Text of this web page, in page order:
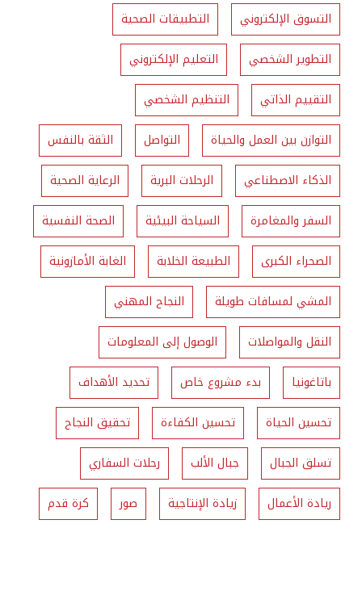
التسوق الإلكتروني
التطبيقات الصحية
التطوير الشخصي
التعليم الإلكتروني
التقييم الذاتي
التنظيم الشخصي
التوازن بين العمل والحياة
التواصل
الثقة بالنفس
الذكاء الاصطناعي
الرحلات البرية
الرعاية الصحية
السفر والمغامرة
السياحة البيئية
الصحة النفسية
الصحراء الكبرى
الطبيعة الخلابة
الغابة الأمازونية
المشي لمسافات طويلة
النجاح المهني
النقل والمواصلات
الوصول إلى المعلومات
باتاغونيا
بدء مشروع خاص
تحديد الأهداف
تحسين الحياة
تحسين الكفاءة
تحقيق النجاح
تسلق الجبال
جبال الألب
رحلات السفاري
ريادة الأعمال
زيادة الإنتاجية صور كرة قدم